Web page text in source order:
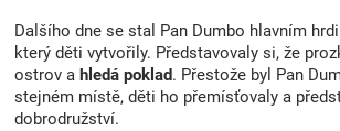
Dalšího dne se stal Pan Dumbo hlavním
který děti vytvořily. Představovaly si, že
ostrov a hledá poklad. Přestože byl Pan
stejném místě, děti ho přemísťovaly a
dobrodružství.